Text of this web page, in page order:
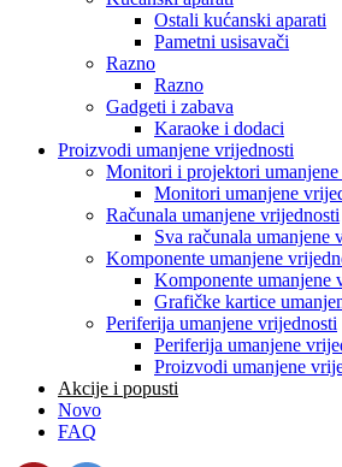
Ostali kućanski aparati
Pametni usisavači
Razno
Razno
Gadgeti i zabava
Karaoke i dodaci
Proizvodi umanjene vrijednosti
Monitori i projektori
Monitori umanjene
Računala umanjene vrijednosti
Sva računala umanjene
Komponente umanjene
Komponente umanjene
Grafičke kartice
Periferija umanjene vrijednosti
Periferija umanjene
Proizvodi umanjene
Akcije i popusti
Novo
FAQ